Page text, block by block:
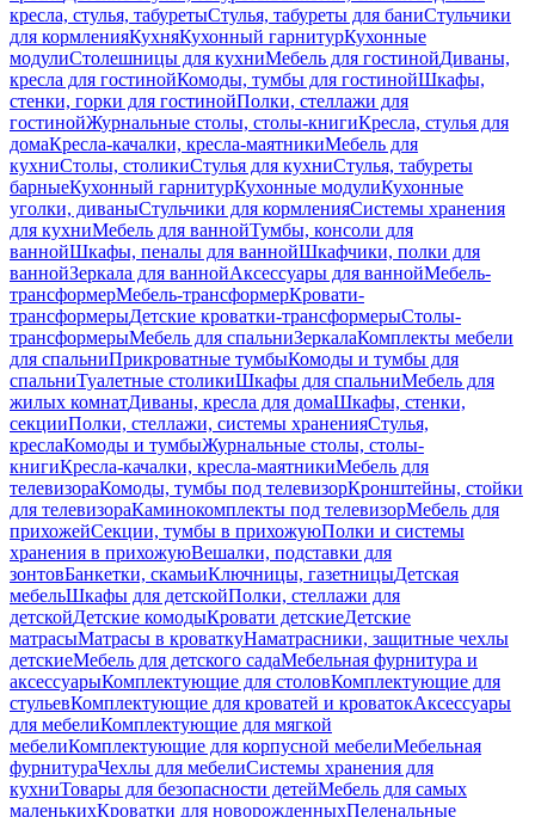
кресла, стулья, табуретыСтулья, табуреты для баниСтульчики
для кормленияКухняКухонный гарнитурКухонные
модулиСтолешницы для кухниМебель для гостинойДиваны,
кресла для гостинойКомоды, тумбы для гостинойШкафы,
стенки, горки для гостинойПолки, стеллажи для
гостинойЖурнальные столы, столы-книгиКресла, стулья для
домаКресла-качалки, кресла-маятникиМебель для
кухниСтолы, столикиСтулья для кухниСтулья, табуреты
барныеКухонный гарнитурКухонные модулиКухонные
уголки, диваныСтульчики для кормленияСистемы хранения
для кухниМебель для ваннойТумбы, консоли для
ваннойШкафы, пеналы для ваннойШкафчики, полки для
ваннойЗеркала для ваннойАксессуары для ваннойМебель-
трансформерМебель-трансформерКровати-
трансформерыДетские кроватки-трансформерыСтолы-
трансформерыМебель для спальниЗеркалаКомплекты мебели
для спальниПрикроватные тумбыКомоды и тумбы для
спальниТуалетные столикиШкафы для спальниМебель для
жилых комнатДиваны, кресла для домаШкафы, стенки,
секцииПолки, стеллажи, системы храненияСтулья,
креслаКомоды и тумбыЖурнальные столы, столы-
книгиКресла-качалки, кресла-маятникиМебель для
телевизораКомоды, тумбы под телевизорКронштейны, стойки
для телевизораКаминокомплекты под телевизорМебель для
прихожейСекции, тумбы в прихожуюПолки и системы
хранения в прихожуюВешалки, подставки для
зонтовБанкетки, скамьиКлючницы, газетницыДетская
мебельШкафы для детскойПолки, стеллажи для
детскойДетские комодыКровати детскиеДетские
матрасыМатрасы в кроваткуНаматрасники, защитные чехлы
детскиеМебель для детского садаМебельная фурнитура и
аксессуарыКомплектующие для столовКомплектующие для
стульевКомплектующие для кроватей и кроватокАксессуары
для мебелиКомплектующие для мягкой
мебелиКомплектующие для корпусной мебелиМебельная
фурнитураЧехлы для мебелиСистемы хранения для
кухниТовары для безопасности детейМебель для самых
маленькихКроватки для новорожденныхПеленальные